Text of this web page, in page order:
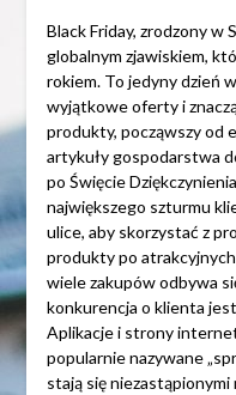
Black Friday, zrodzony w
globalnym zjawiskiem,
rokiem. To jedyny dzień
wyjątkowe oferty i
produkty, począwszy od
artykuły gospodarstwa
po Święcie
największego szturmu
ulice, aby skorzystać z
produkty po
wiele zakupów odbywa
konkurencja o klienta
Aplikacje i strony
popularnie nazywane
stają się